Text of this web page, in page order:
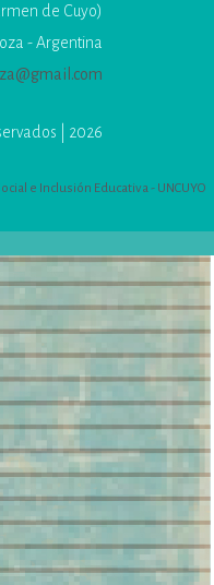
de Cuyo)
- Argentina
| 2026
e Inclusión Educativa - UNCUYO